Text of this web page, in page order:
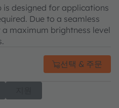
is designed for applications
Due to a seamless
maximum brightness level
선택 & 주문